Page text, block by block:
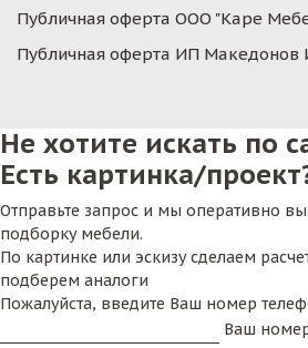
Публичная оферта ООО "Каре
Публичная оферта ИП Македонов
Не хотите искать по
Есть картинка/
Отправьте запрос и мы оперативно
подборку мебели.
По картинке или эскизу сделаем
подберем аналоги
Пожалуйста, введите Ваш номер
Ваш